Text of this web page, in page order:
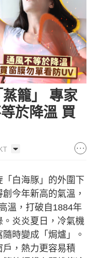
籠」 專家
於降溫 買
白海豚」的外圍下
今年新高的氣溫，
溫，打破自1884年
炎炎夏日，冷氣機
時變成「焗爐」。
，熱力更容易積